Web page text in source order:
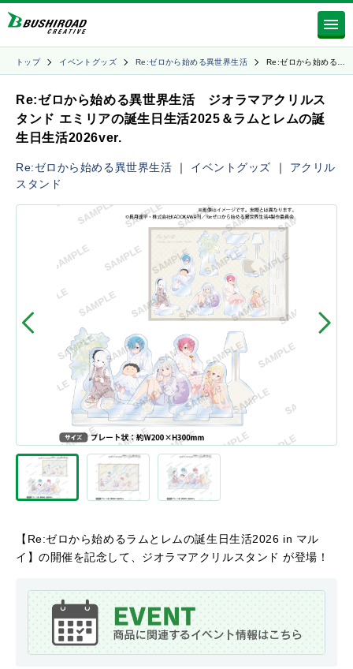
トップ イベントグッズ Re:ゼロから始める異世界生活 Re:ゼロから始める…
Re:ゼロから始める異世界生活 ジオラマアクリルス
タンド エミリアの誕生日生活2025＆ラムとレムの誕
生日生活2026ver.
Re:ゼロから始める異世界生活 ｜ イベントグッズ ｜ アクリル
スタンド
【Re:ゼロから始めるラムとレムの誕生日生活2026 in マル
イ】の開催を記念して、ジオラマアクリルスタンド が登場！